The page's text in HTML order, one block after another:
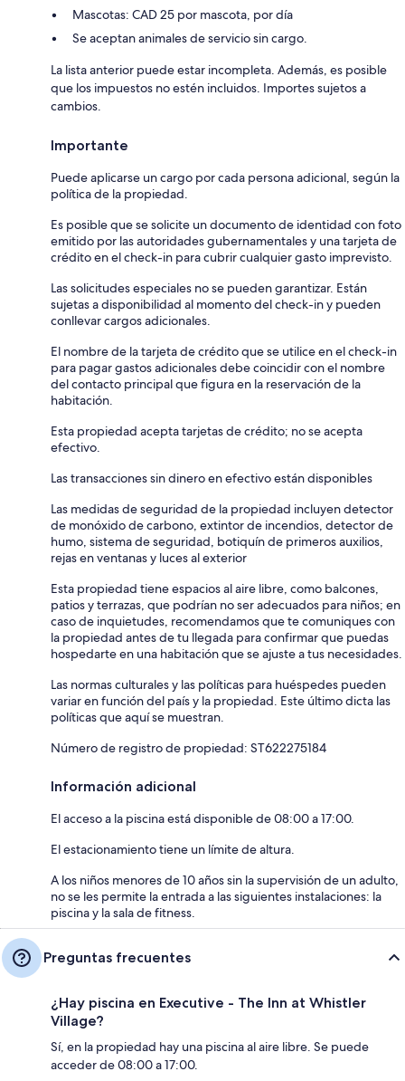
Mascotas: CAD 25 por mascota, por día
Se aceptan animales de servicio sin cargo.
La lista anterior puede estar incompleta. Además, es posible
que los impuestos no estén incluidos. Importes sujetos a
cambios.
Importante
Puede aplicarse un cargo por cada persona adicional, según la
política de la propiedad.
Es posible que se solicite un documento de identidad con foto
emitido por las autoridades gubernamentales y una tarjeta de
crédito en el check-in para cubrir cualquier gasto imprevisto.
Las solicitudes especiales no se pueden garantizar. Están
sujetas a disponibilidad al momento del check-in y pueden
conllevar cargos adicionales.
El nombre de la tarjeta de crédito que se utilice en el check-in
para pagar gastos adicionales debe coincidir con el nombre
del contacto principal que figura en la reservación de la
habitación.
Esta propiedad acepta tarjetas de crédito; no se acepta
efectivo.
Las transacciones sin dinero en efectivo están disponibles
Las medidas de seguridad de la propiedad incluyen detector
de monóxido de carbono, extintor de incendios, detector de
humo, sistema de seguridad, botiquín de primeros auxilios,
rejas en ventanas y luces al exterior
Esta propiedad tiene espacios al aire libre, como balcones,
patios y terrazas, que podrían no ser adecuados para niños; en
caso de inquietudes, recomendamos que te comuniques con
la propiedad antes de tu llegada para confirmar que puedas
hospedarte en una habitación que se ajuste a tus necesidades.
Las normas culturales y las políticas para huéspedes pueden
variar en función del país y la propiedad. Este último dicta las
políticas que aquí se muestran.
Número de registro de propiedad: ST622275184
Información adicional
El acceso a la piscina está disponible de 08:00 a 17:00.
El estacionamiento tiene un límite de altura.
A los niños menores de 10 años sin la supervisión de un adulto,
no se les permite la entrada a las siguientes instalaciones: la
piscina y la sala de fitness.
Preguntas frecuentes
¿Hay piscina en Executive - The Inn at Whistler
Village?
Sí, en la propiedad hay una piscina al aire libre. Se puede
acceder de 08:00 a 17:00.